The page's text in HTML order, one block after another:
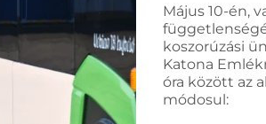
Május 10-én,
koszorúzási
Katona
óra között az
módosul: